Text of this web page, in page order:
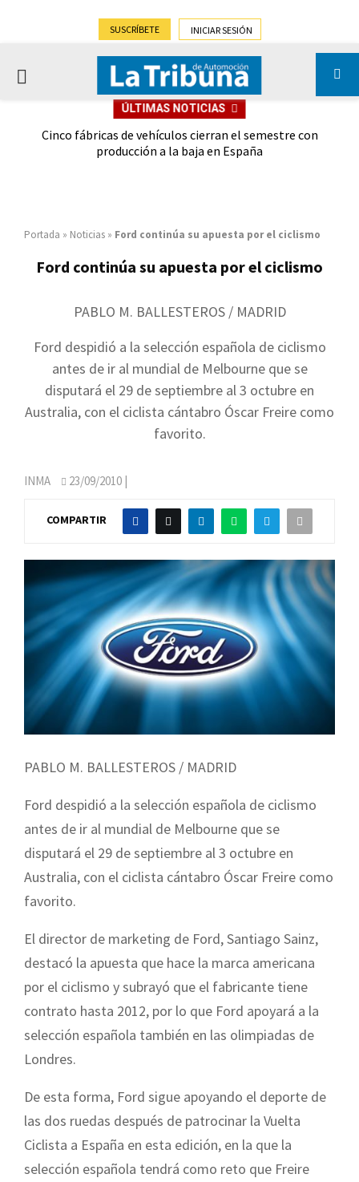
SUSCRÍBETE INICIAR SESIÓN
PRIMARY
ÚLTIMAS NOTICIAS
Cinco fábricas de vehículos cierran el semestre con
producción a la baja en España
Portada » Noticias » Ford continúa su apuesta por el ciclismo
Ford continúa su apuesta por el ciclismo
PABLO M. BALLESTEROS / MADRID
Ford despidió a la selección española de ciclismo
antes de ir al mundial de Melbourne que se
disputará el 29 de septiembre al 3 octubre en
Australia, con el ciclista cántabro Óscar Freire como
favorito.
INMA 23/09/2010 |
COMPARTIR
PABLO M. BALLESTEROS / MADRID
Ford despidió a la selección española de ciclismo
antes de ir al mundial de Melbourne que se
disputará el 29 de septiembre al 3 octubre en
Australia, con el ciclista cántabro Óscar Freire como
favorito.
El director de marketing de Ford, Santiago Sainz,
destacó la apuesta que hace la marca americana
por el ciclismo y subrayó que el fabricante tiene
contrato hasta 2012, por lo que Ford apoyará a la
selección española también en las olimpiadas de
Londres.
De esta forma, Ford sigue apoyando el deporte de
las dos ruedas después de patrocinar la Vuelta
Ciclista a España en esta edición, en la que la
selección española tendrá como reto que Freire